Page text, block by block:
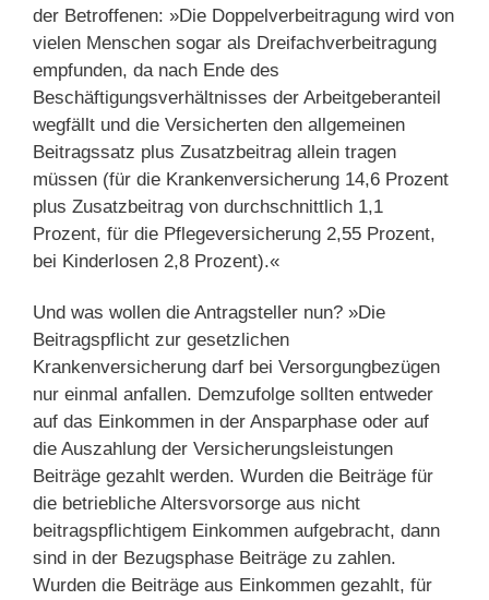
der Betroffenen: »Die Doppelverbeitragung wird von
vielen Menschen sogar als Dreifachverbeitragung
empfunden, da nach Ende des
Beschäftigungsverhältnisses der Arbeitgeberanteil
wegfällt und die Versicherten den allgemeinen
Beitragssatz plus Zusatzbeitrag allein tragen
müssen (für die Krankenversicherung 14,6 Prozent
plus Zusatzbeitrag von durchschnittlich 1,1
Prozent, für die Pflegeversicherung 2,55 Prozent,
bei Kinderlosen 2,8 Prozent).«
Und was wollen die Antragsteller nun? »Die
Beitragspflicht zur gesetzlichen
Krankenversicherung darf bei Versorgungbezügen
nur einmal anfallen. Demzufolge sollten entweder
auf das Einkommen in der Ansparphase oder auf
die Auszahlung der Versicherungsleistungen
Beiträge gezahlt werden. Wurden die Beiträge für
die betriebliche Altersvorsorge aus nicht
beitragspflichtigem Einkommen aufgebracht, dann
sind in der Bezugsphase Beiträge zu zahlen.
Wurden die Beiträge aus Einkommen gezahlt, für